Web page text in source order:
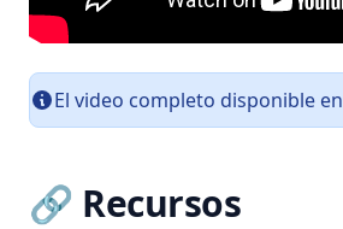
El video completo disponible en
🔗 Recursos